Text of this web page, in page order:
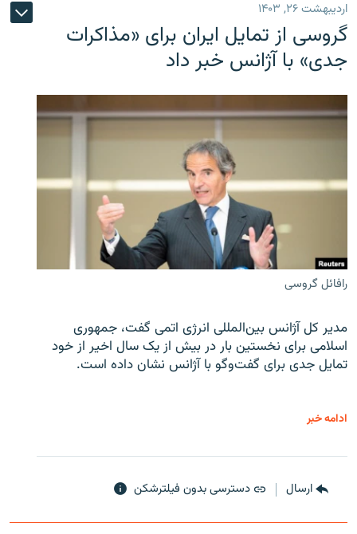
اردیبهشت ۲۶, ۱۴۰۳
گروسی از تمایل ایران برای «مذاکرات
جدی» با آژانس خبر داد
رافائل گروسی
مدیر کل آژانس بین‌المللی انرژی اتمی گفت، جمهوری
اسلامی برای نخستین بار در بیش از یک سال اخیر از خود
تمایل جدی برای گفت‌وگو با آژانس نشان داده است.
ادامه خبر
ارسال دسترسی بدون فیلترشکن